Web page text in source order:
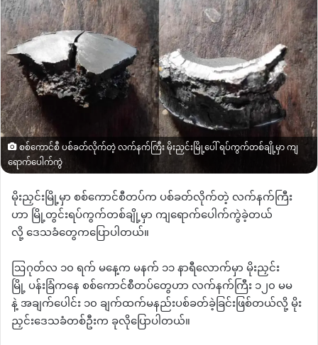
စစ်ကောင်စီ ပစ်ခတ်လိုက်တဲ့ လက်နက်ကြီး မိုးညှင်းမြို့ပေါ် ရပ်ကွက်တစ်ချို့မှာ ကျ
ရောက်ပေါက်ကွဲ
မိုးညှင်းမြို့မှာ စစ်ကောင်စီတပ်က ပစ်ခတ်လိုက်တဲ့ လက်နက်ကြီး
ဟာ မြို့တွင်းရပ်ကွက်တစ်ချို့မှာ ကျရောက်ပေါက်ကွဲခဲ့တယ်
လို့ ဒေသခံတွေကပြောပါတယ်။
ဩဂုတ်လ ၁၀ ရက် မနေ့က မနက် ၁၁ နာရီလောက်မှာ မိုးညှင်း
မြို့ ပန်းခြံကနေ စစ်ကောင်စီတပ်တွေဟာ လက်နက်ကြီး ၁၂၀ မမ
နဲ့ အချက်ပေါင်း ၁၀ ချက်ထက်မနည်းပစ်ခတ်ခဲ့ခြင်းဖြစ်တယ်လို့ မိုး
ညှင်းဒေသခံတစ်ဦးက ခုလိုပြောပါတယ်။